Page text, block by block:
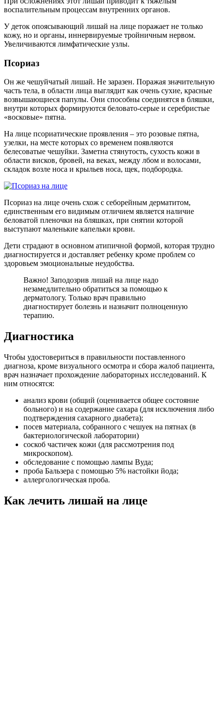
воспалительным процессам внутренних органов.
У деток опоясывающий лишай на лице поражает не только
кожу, но и органы, иннервируемые тройничным нервом.
Увеличиваются лимфатические узлы.
Псориаз
Он же чешуйчатый лишай. Не заразен. Поражая значительную
часть тела, в области лица выглядит как очень сухие, красные
возвышающиеся папулы. Они способны соединятся в бляшки,
внутри которых формируются беловато-серые и серебристые
«восковые» пятна.
На лице псориатические проявления – это розовые пятна,
узелки, на месте которых со временем появляются
белесоватые чешуйки. Заметна стянутость, сухость кожи в
области висков, бровей, на веках, между лбом и волосами,
складок возле носа и крыльев носа, щек, подбородка.
Псориаз на лице очень схож с себорейным дерматитом,
единственным его видимым отличием является наличие
беловатой пленочки на бляшках, при снятии которой
выступают маленькие капельки крови.
Дети страдают в основном атипичной формой, которая трудно
диагностируется и доставляет ребенку кроме проблем со
здоровьем эмоциональные неудобства.
Важно! Заподозрив лишай на лице надо
незамедлительно обратиться за помощью к
дерматологу. Только врач правильно
диагностирует болезнь и назначит полноценную
терапию.
Диагностика
Чтобы удостовериться в правильности поставленного
диагноза, кроме визуального осмотра и сбора жалоб пациента,
врач назначает прохождение лабораторных исследований. К
ним относятся:
анализ крови (общий (оценивается общее состояние
больного) и на содержание сахара (для исключения либо
подтверждения сахарного диабета);
посев материала, собранного с чешуек на пятнах (в
бактериологической лаборатории)
соскоб частичек кожи (для рассмотрения под
микроскопом).
обследование с помощью лампы Вуда;
проба Бальзера с помощью 5% настойки йода;
аллергологическая проба.
Как лечить лишай на лице